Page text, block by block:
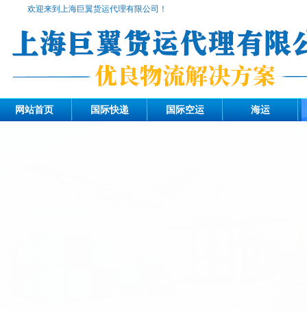
欢迎来到上海巨翼货运代理有限公司！
网站首页 国际快递 国际空运 海运